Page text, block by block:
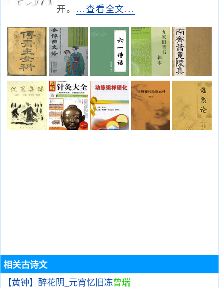
开。 ...查看全文...
相关古诗文
【黄钟】醉花阴_元宵忆旧冻曾瑞